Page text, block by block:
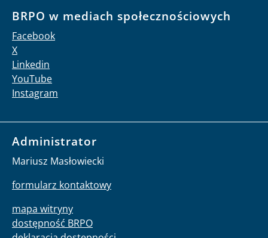
BRPO w mediach społecznościowych
Facebook
X
Linkedin
YouTube
Instagram
Administrator
Mariusz Masłowiecki
formularz kontaktowy
mapa witryny
dostępność BRPO